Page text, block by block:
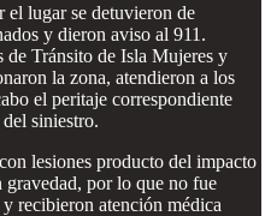
el lugar se detuvieron de
y dieron aviso al 911.
de Tránsito de Isla Mujeres y
la zona, atendieron a los
el peritaje correspondiente
del siniestro.
lesiones producto del impacto
gravedad, por lo que no fue
recibieron atención médica